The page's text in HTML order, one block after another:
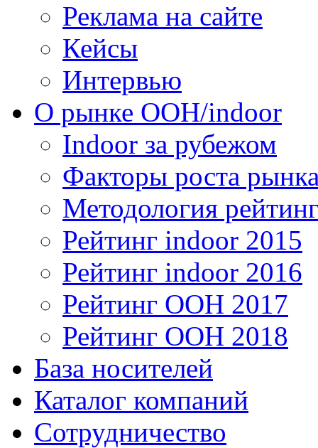
Реклама на сайте
Кейсы
Интервью
О рынке OOH/indoor
Indoor за рубежом
Факторы роста
Методология
Рейтинг indoor 2015
Рейтинг indoor 2016
Рейтинг OOH 2017
Рейтинг OOH 2018
База носителей
Каталог компаний
Сотрудничество